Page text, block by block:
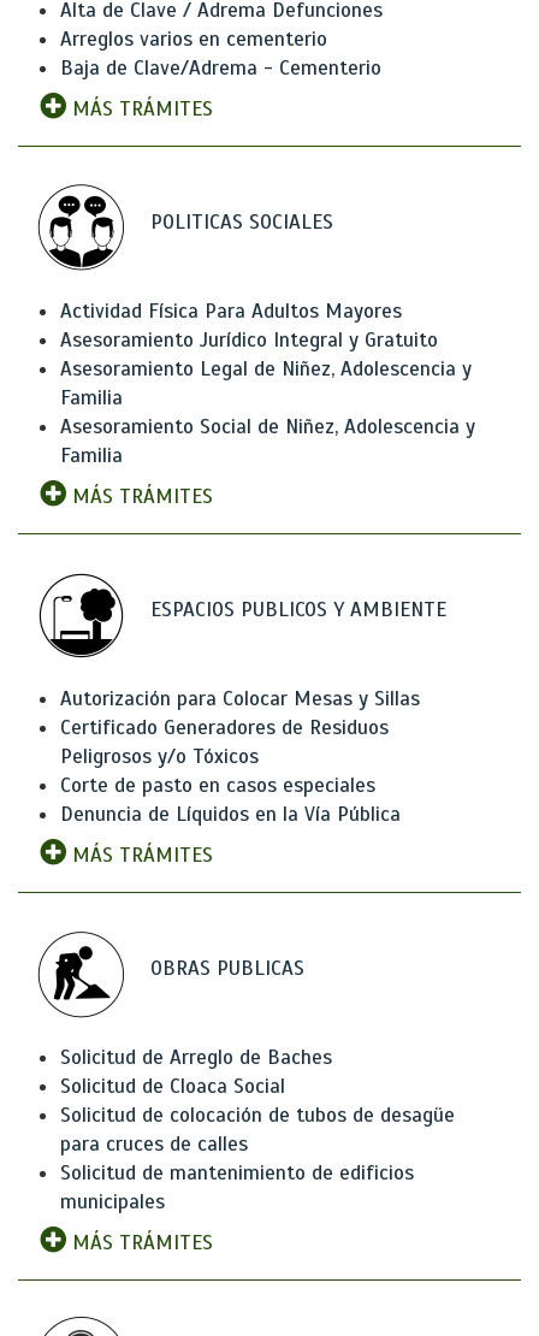
Alta de Clave / Adrema Defunciones
Arreglos varios en cementerio
Baja de Clave/Adrema - Cementerio
MÁS TRÁMITES
POLITICAS SOCIALES
Actividad Física Para Adultos Mayores
Asesoramiento Jurídico Integral y Gratuito
Asesoramiento Legal de Niñez, Adolescencia y
Familia
Asesoramiento Social de Niñez, Adolescencia y
Familia
MÁS TRÁMITES
ESPACIOS PUBLICOS Y AMBIENTE
Autorización para Colocar Mesas y Sillas
Certificado Generadores de Residuos
Peligrosos y/o Tóxicos
Corte de pasto en casos especiales
Denuncia de Líquidos en la Vía Pública
MÁS TRÁMITES
OBRAS PUBLICAS
Solicitud de Arreglo de Baches
Solicitud de Cloaca Social
Solicitud de colocación de tubos de desagüe
para cruces de calles
Solicitud de mantenimiento de edificios
municipales
MÁS TRÁMITES